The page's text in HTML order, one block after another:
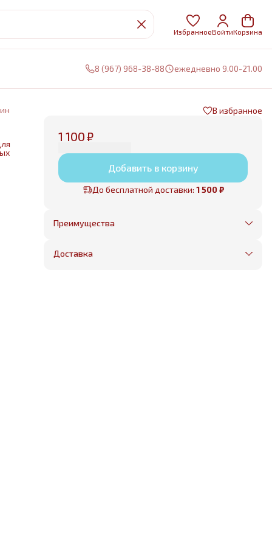
ИзбранноеВойтиКорзина
8 (967) 968-38-88 ежедневно 9.00-21.00
В избранное
1 100 ₽
Добавить в корзину
До бесплатной доставки: 1 500 ₽
Преимущества
Оплата частями в Сплит
Бесплатная доставка в пределах КАД
Доставка